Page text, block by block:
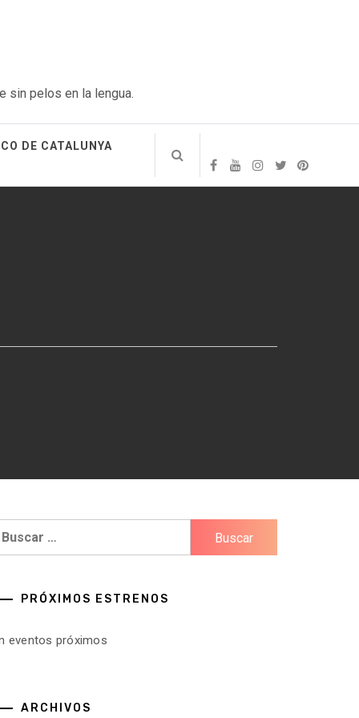
sin pelos en la lengua.
DE CATALUNYA
PRÓXIMOS ESTRENOS
eventos próximos
ARCHIVOS